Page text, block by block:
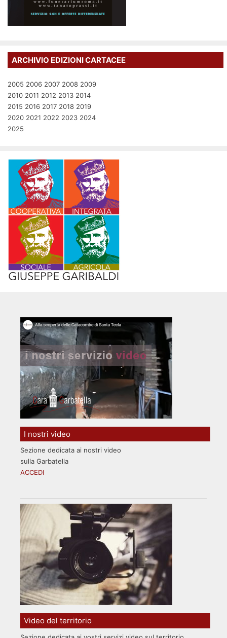
ARCHIVIO EDIZIONI CARTACEE
2005 2006 2007 2008 2009
2010 2011 2012 2013 2014
2015 2016 2017 2018 2019
2020 2021 2022 2023 2024
2025
I nostri video
Sezione dedicata ai nostri video
sulla Garbatella
ACCEDI
Video del territorio